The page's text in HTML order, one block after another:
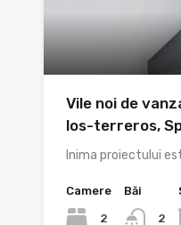
Vile noi de
los-terreros,
Inima proiectului
Camere
2
Băi
2